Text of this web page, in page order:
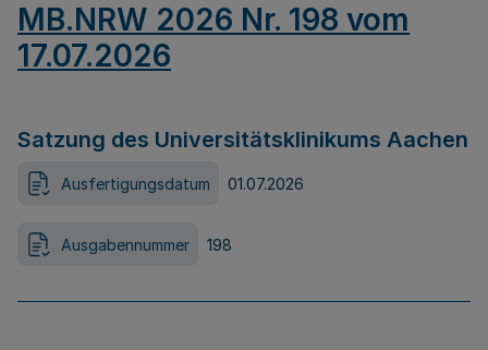
MB.NRW 2026 Nr. 198 vom
17.07.2026
Satzung des Universitätsklinikums Aachen
Ausfertigungsdatum 01.07.2026
Ausgabennummer 198